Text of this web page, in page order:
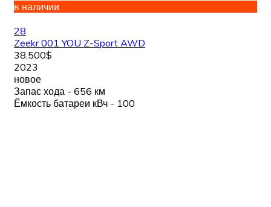
в наличии
28
Zeekr 001 YOU Z-Sport AWD
38,500$
2023
новое
Запас хода - 656 км
Ёмкость батареи кВч - 100